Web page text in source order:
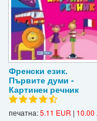
Френски език.
Първите думи -
Картинен речник
печатна:5.11 EUR | 10.00